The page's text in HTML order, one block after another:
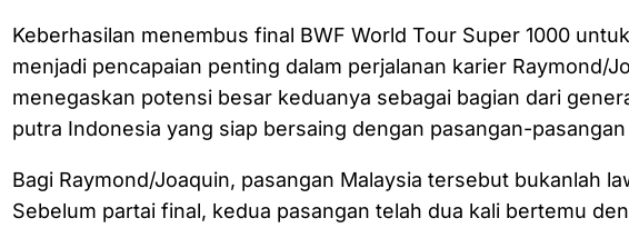
Keberhasilan menembus final BWF World Tour Super 1000
menjadi pencapaian penting dalam perjalanan karier Raymond/
menegaskan potensi besar keduanya sebagai bagian dari
putra Indonesia yang siap bersaing dengan pasangan-
Bagi Raymond/Joaquin, pasangan Malaysia tersebut bukanlah
Sebelum partai final, kedua pasangan telah dua kali bertemu